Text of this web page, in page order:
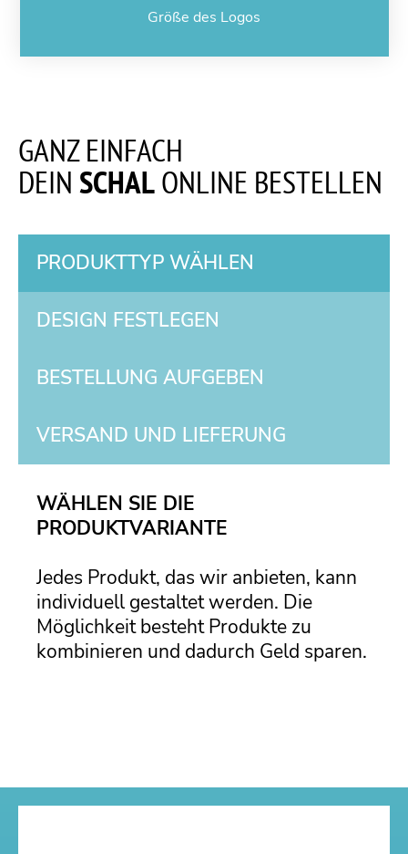
Größe des Logos
GANZ EINFACH
DEINSCHALONLINE BESTELLEN
PRODUKTTYP WÄHLEN
DESIGN FESTLEGEN
BESTELLUNG AUFGEBEN
VERSAND UND LIEFERUNG
WÄHLEN SIE DIE
PRODUKTVARIANTE
Jedes Produkt, das wir anbieten, kann
individuell gestaltet werden. Die
Möglichkeit besteht Produkte zu
kombinieren und dadurch Geld sparen.